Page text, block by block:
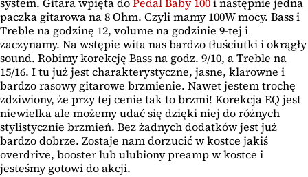
paczka gitarowa na 8 Ohm. Czyli mamy 100W mocy. Bass i
Treble na godzinę 12, volume na godzinie 9-tej i
zaczynamy. Na wstępie wita nas bardzo tłuściutki i okrągły
sound. Robimy korekcję Bass na godz. 9/10, a Treble na
15/16. I tu już jest charakterystyczne, jasne, klarowne i
bardzo rasowy gitarowe brzmienie. Nawet jestem trochę
zdziwiony, że przy tej cenie tak to brzmi! Korekcja EQ jest
niewielka ale możemy udać się dzięki niej do różnych
stylistycznie brzmień. Bez żadnych dodatków jest już
bardzo dobrze. Zostaje nam dorzucić w kostce jakiś
overdrive, booster lub ulubiony preamp w kostce i
jesteśmy gotowi do akcji.